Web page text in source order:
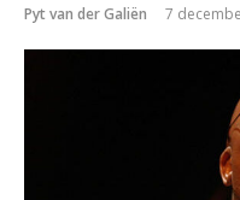
Pyt van der Galiën 7